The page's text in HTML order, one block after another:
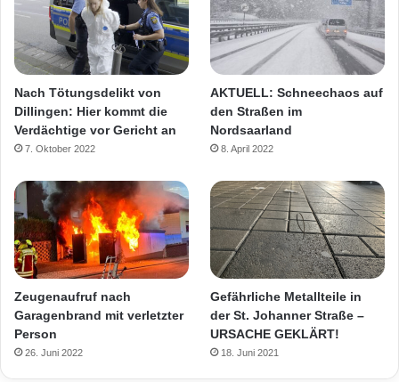
Nach Tötungsdelikt von
Dillingen: Hier kommt die
Verdächtige vor Gericht an
7. Oktober 2022
AKTUELL: Schneechaos auf
den Straßen im
Nordsaarland
8. April 2022
Zeugenaufruf nach
Garagenbrand mit verletzter
Person
26. Juni 2022
Gefährliche Metallteile in
der St. Johanner Straße –
URSACHE GEKLÄRT!
18. Juni 2021